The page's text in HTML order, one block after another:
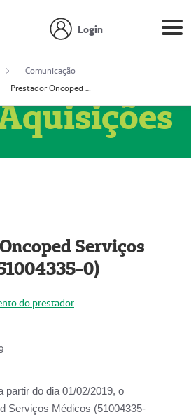
Login
Comunicação
Prestador Oncoped Serviços Médicos (51004335-0)
Serviços
0)
do prestador
partir do dia 01/02/2019, o
Serviços Médicos (51004335-